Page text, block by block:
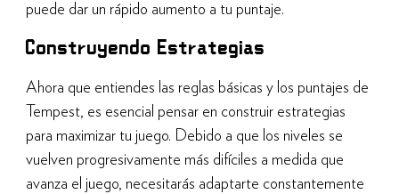
puede dar un rápido aumento a tu puntaje.
Construyendo Estrategias
Ahora que entiendes las reglas básicas y los puntajes de
Tempest, es esencial pensar en construir estrategias
para maximizar tu juego. Debido a que los niveles se
vuelven progresivamente más difíciles a medida que
avanza el juego, necesitarás adaptarte constantemente